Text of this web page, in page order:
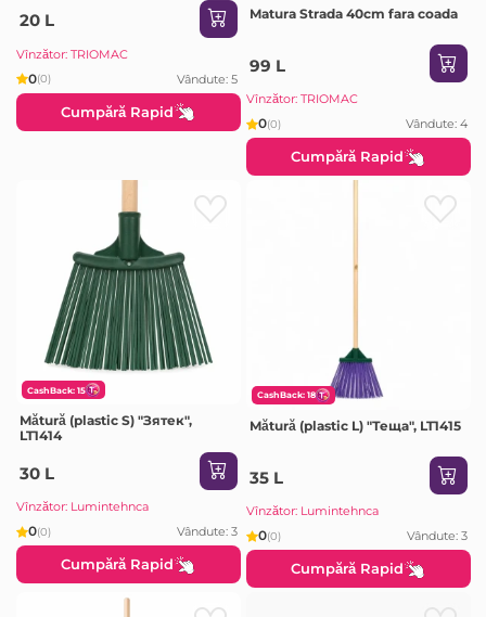
20 L
Vînzător: TRIOMAC
0(0) Vândute: 5
Cumpără Rapid
Matura Strada 40cm fara coada
99 L
Vînzător: TRIOMAC
0(0) Vândute: 4
Cumpără Rapid
CashBack: 15
Mătură (plastic S) "Зятек",
LT1414
30 L
Vînzător: Lumintehnca
0(0) Vândute: 3
Cumpără Rapid
CashBack: 18
Mătură (plastic L) "Теща", LT1415
35 L
Vînzător: Lumintehnca
0(0) Vândute: 3
Cumpără Rapid